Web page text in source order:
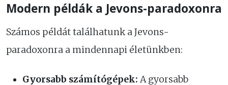
Modern példák a Jevons-paradoxonra
Számos példát találhatunk a Jevons-
paradoxonra a mindennapi életünkben:
Gyorsabb számítógépek: A gyorsabb